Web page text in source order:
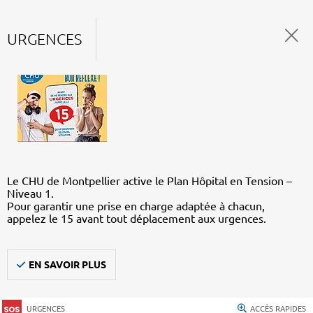
URGENCES
Le CHU de Montpellier active le Plan Hôpital en Tension –
Niveau 1.
Pour garantir une prise en charge adaptée à chacun,
appelez le 15 avant tout déplacement aux urgences.
EN SAVOIR PLUS
URGENCES ACCÈS RAPIDES